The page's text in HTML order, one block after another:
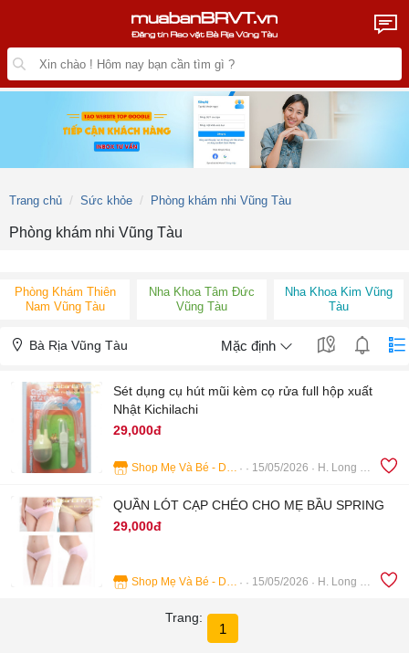
Trang chủ Sức khỏe Phòng khám nhi Vũng Tàu
Phòng khám nhi Vũng Tàu
Phòng Khám Thiên
Nam Vũng Tàu
Nha Khoa Tâm Đức
Vũng Tàu
Nha Khoa Kim Vũng
Tàu
Bà Rịa Vũng Tàu Mặc định
Sét dụng cụ hút mũi kèm cọ rửa full hộp xuất
Nhật Kichilachi
29,000đ
Shop Mẹ Và Bé - Dịch Vụ Tắm Bé Bà Rịa 15/05/2026 H. Long Điền
QUẦN LÓT CẠP CHÉO CHO MẸ BẦU SPRING
29,000đ
Shop Mẹ Và Bé - Dịch Vụ Tắm Bé Bà Rịa 15/05/2026 H. Long Điền
Trang:
1